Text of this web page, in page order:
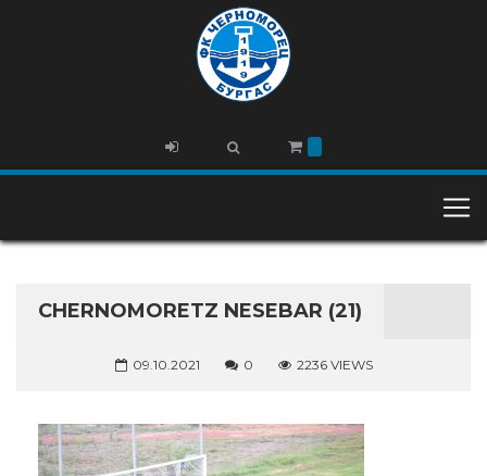
CHERNOMORETZ NESEBAR (21)
09.10.2021 0 2236 VIEWS